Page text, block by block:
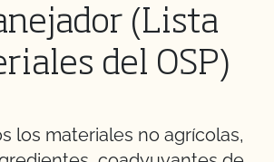
(Lista
del OSP)
los materiales no agrícolas,